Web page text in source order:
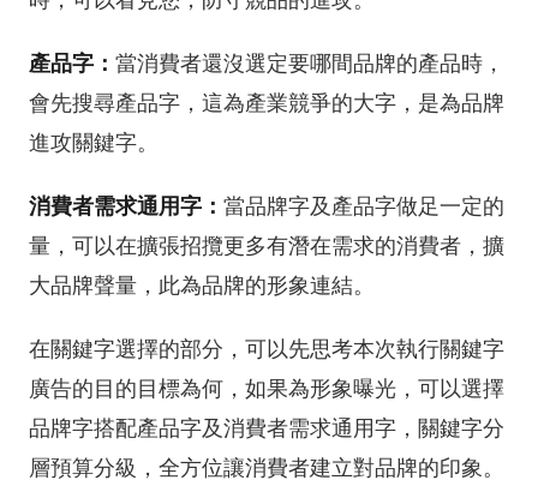
產品字： 當消費者還沒選定要哪間品牌的產品時，
會先搜尋產品字，這為產業競爭的大字，是為品牌
進攻關鍵字。
消費者需求通用字： 當品牌字及產品字做足一定的
量，可以在擴張招攬更多有潛在需求的消費者，擴
大品牌聲量，此為品牌的形象連結。
在關鍵字選擇的部分，可以先思考本次執行關鍵字
廣告的目的目標為何，如果為形象曝光，可以選擇
品牌字搭配產品字及消費者需求通用字，關鍵字分
層預算分級，全方位讓消費者建立對品牌的印象。